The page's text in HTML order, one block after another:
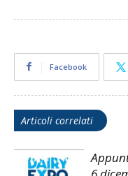
Facebook
Articoli correlati